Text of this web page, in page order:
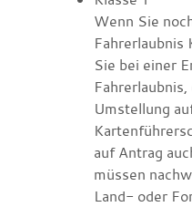
Wenn Sie
Fahrerlaubnis
Sie bei einer
Umstellung
auf Antrag
müssen
Land- oder